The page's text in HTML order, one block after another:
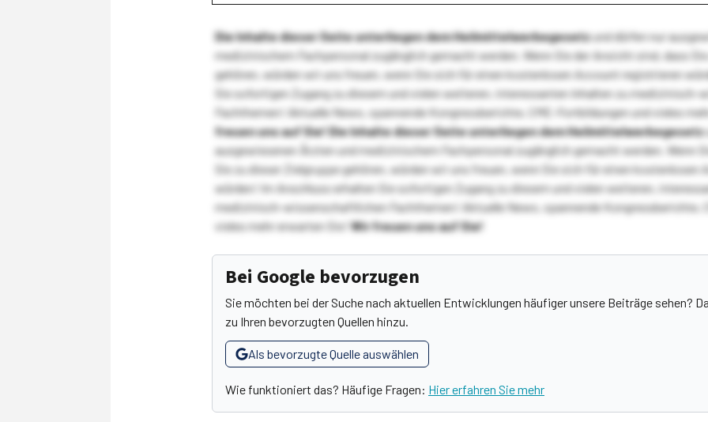
Die Inhalte dieser Seite unterliegen dem Heilmittelwerbegesetzund dürfen nur
medizinischem Fachpersonal zugänglich gemacht werden. Wenn Sie der Ansicht sind, dass
gehören, würden wir uns freuen, wenn Sie sich für einen kostenlosen Account registrieren
Sie sofortigen Zugang zu diesem und vielen weiteren, interessanten Inhalten zu
Fachthemen! Aktuelle News, spannende Kongressberichte, CME-Fortbildungen und vieles
freuen uns auf Sie!Die Inhalte dieser Seite unterliegen dem Heilmittelwerbegesetz
ausgewiesenen Ärzten und medizinischem Fachpersonal zugänglich gemacht werden. Wenn
Sie zu dieser Zielgruppe gehören, würden wir uns freuen, wenn Sie sich für einen kostenlosen
würden! Im Anschluss erhalten Sie sofortigen Zugang zu diesem und vielen weiteren,
medizinisch-wissenschaftlichen Fachthemen! Aktuelle News, spannende Kongressberichte,
vieles mehr erwarten Sie!Wir freuen uns auf Sie!
Bei Google bevorzugen
Sie möchten bei der Suche nach aktuellen Entwicklungen häufiger unsere Beiträge sehen?
zu Ihren bevorzugten Quellen hinzu.
Als bevorzugte Quelle auswählen
Wie funktioniert das? Häufige Fragen: Hier erfahren Sie mehr